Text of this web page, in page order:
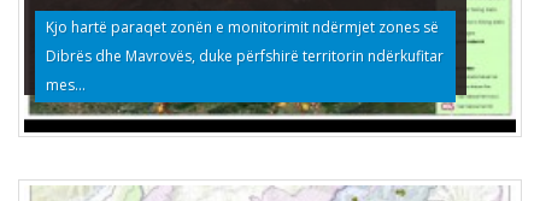
Kjo hartë paraqet zonën e monitorimit ndërmjet zones së
Dibrës dhe Mavrovës, duke përfshirë territorin ndërkufitar
mes...